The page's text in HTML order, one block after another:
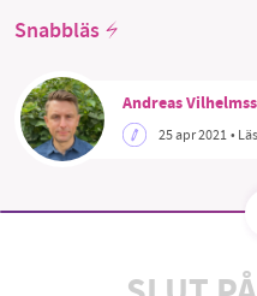
Snabbläs
Andreas
25 apr 2021•